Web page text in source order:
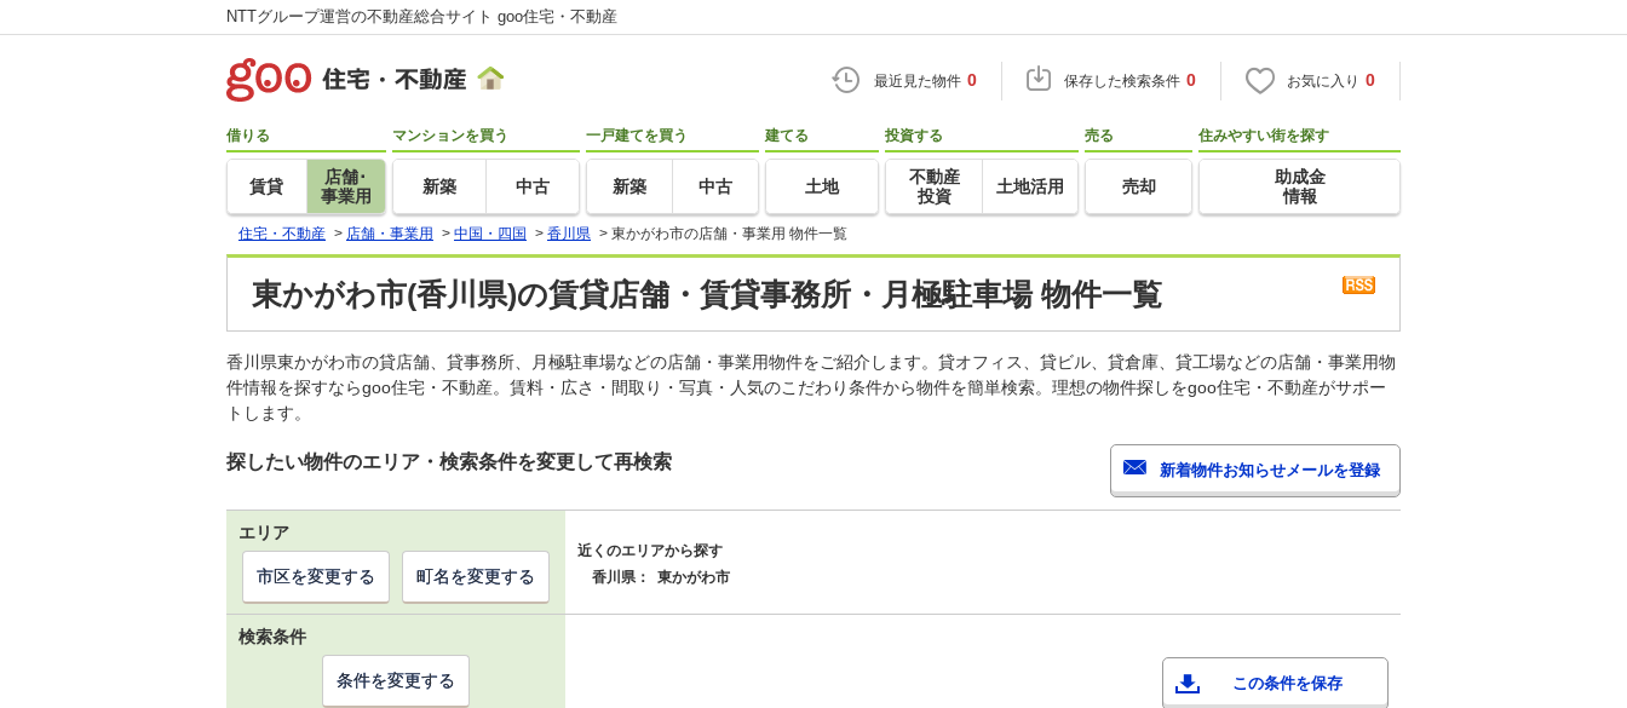
NTTグループ運営の不動産総合サイト goo住宅・不動産
最近見た物件 0 保存した検索条件 0 お気に入り 0
借りる
賃貸
店舗･
事業用
マンションを買う
新築 中古
一戸建てを買う
新築 中古
建てる
土地
投資する
不動産
投資
土地活用
売る
売却
住みやすい街を探す
助成金
情報
住宅・不動産 > 店舗・事業用 > 中国・四国 > 香川県 > 東かがわ市の店舗・事業用 物件一覧
東かがわ市(香川県)の賃貸店舗・賃貸事務所・月極駐車場 物件一覧
香川県東かがわ市の貸店舗、貸事務所、月極駐車場などの店舗・事業用物件をご紹介します。貸オフィス、貸ビル、貸倉庫、貸工場などの店舗・事業用物
件情報を探すならgoo住宅・不動産。賃料・広さ・間取り・写真・人気のこだわり条件から物件を簡単検索。理想の物件探しをgoo住宅・不動産がサポー
トします。
探したい物件のエリア・検索条件を変更して再検索
エリア
近くのエリアから探す
香川県：
東かがわ市
市区を変更する 町名を変更する
検索条件
この条件を保存
条件を変更する